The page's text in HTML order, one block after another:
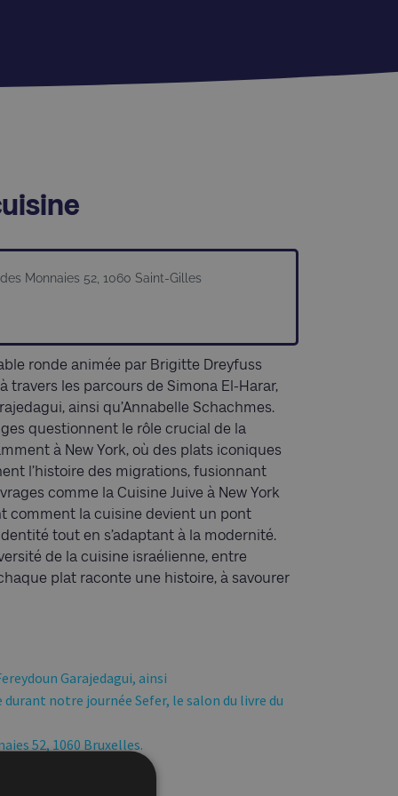
Monnaies 52, 1060 Saint-Gilles
ronde animée par Brigitte Dreyfuss
les parcours de Simona El-Harar,
, ainsi qu’Annabelle Schachmes.
questionnent le rôle crucial de la
à New York, où des plats iconiques
l’histoire des migrations, fusionnant
comme la Cuisine Juive à New York
comment la cuisine devient un pont
tout en s’adaptant à la modernité.
de la cuisine israélienne, entre
plat raconte une histoire, à savourer
Garajedagui, ainsi
notre journée Sefer, le salon du livre du
52, 1060 Bruxelles.